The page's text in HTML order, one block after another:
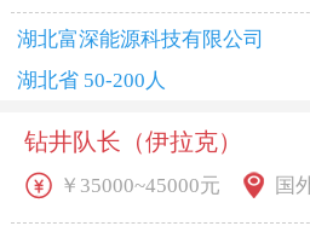
湖北富深能源科技有限公司
湖北省 50-200人
钻井队长（伊拉克）
￥35000~45000元 国